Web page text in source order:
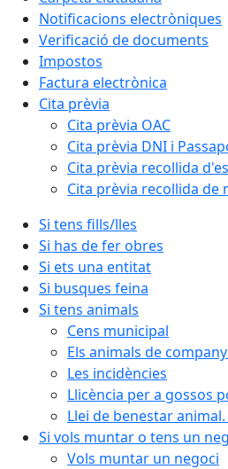
Notificacions electròniques
Verificació de documents
Impostos
Factura electrònica
Cita prèvia
Cita prèvia OAC
Cita prèvia DNI i
Cita prèvia recollida
Cita prèvia recollida de
Si tens fills/lles
Si has de fer obres
Si ets una entitat
Si busques feina
Si tens animals
Cens municipal
Els animals de
Les incidències
Llicència per a gossos
Llei de benestar
Si vols muntar o tens un
Vols muntar un negoci